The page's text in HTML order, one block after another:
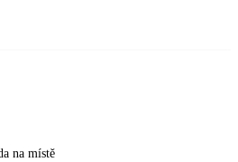
na místě